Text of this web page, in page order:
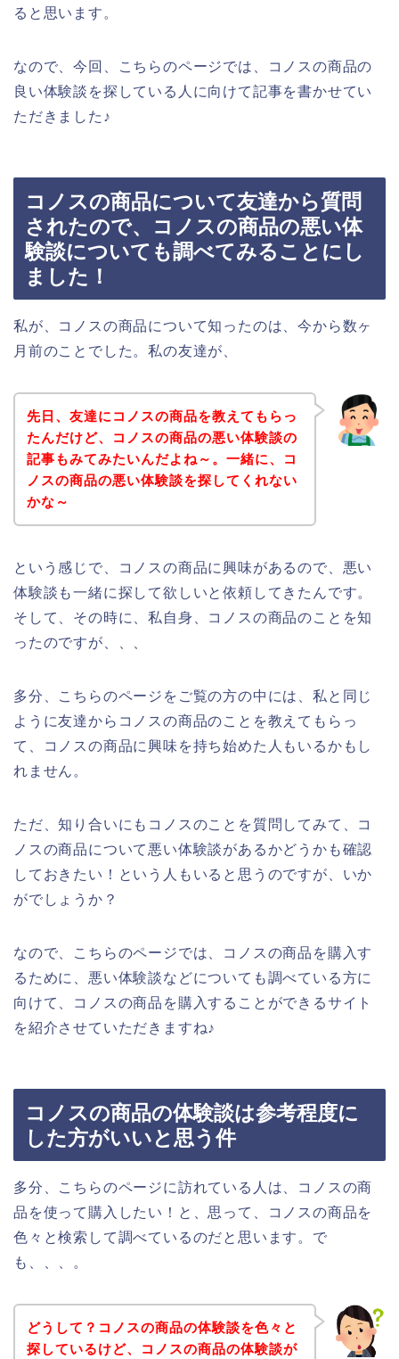
ると思います。
なので、今回、こちらのページでは、コノスの商品の
良い体験談を探している人に向けて記事を書かせてい
ただきました♪
コノスの商品について友達から質問
されたので、コノスの商品の悪い体
験談についても調べてみることにし
ました！
私が、コノスの商品について知ったのは、今から数ヶ
月前のことでした。私の友達が、
先日、友達にコノスの商品を教えてもらっ
たんだけど、コノスの商品の悪い体験談の
記事もみてみたいんだよね～。一緒に、コ
ノスの商品の悪い体験談を探してくれない
かな～
という感じで、コノスの商品に興味があるので、悪い
体験談も一緒に探して欲しいと依頼してきたんです。
そして、その時に、私自身、コノスの商品のことを知
ったのですが、、、
多分、こちらのページをご覧の方の中には、私と同じ
ように友達からコノスの商品のことを教えてもらっ
て、コノスの商品に興味を持ち始めた人もいるかもし
れません。
ただ、知り合いにもコノスのことを質問してみて、コ
ノスの商品について悪い体験談があるかどうかも確認
しておきたい！という人もいると思うのですが、いか
がでしょうか？
なので、こちらのページでは、コノスの商品を購入す
るために、悪い体験談などについても調べている方に
向けて、コノスの商品を購入することができるサイト
を紹介させていただきますね♪
コノスの商品の体験談は参考程度に
した方がいいと思う件
多分、こちらのページに訪れている人は、コノスの商
品を使って購入したい！と、思って、コノスの商品を
色々と検索して調べているのだと思います。で
も、、、。
どうして？コノスの商品の体験談を色々と
探しているけど、コノスの商品の体験談が